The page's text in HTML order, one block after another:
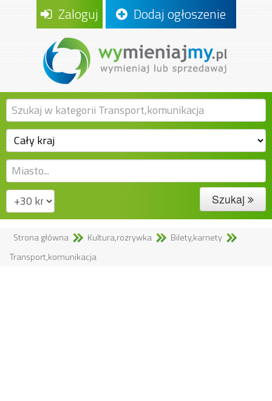
Zaloguj Dodaj ogłoszenie
Szukaj
Strona główna Kultura,rozrywka
Bilety,karnety
Transport,komunikacja